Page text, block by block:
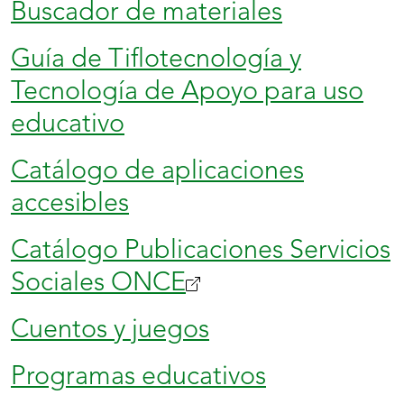
Buscador de materiales
Guía de Tiflotecnología y
Tecnología de Apoyo para uso
educativo
Catálogo de aplicaciones
accesibles
Catálogo Publicaciones Servicios
Sociales ONCE
Cuentos y juegos
Programas educativos